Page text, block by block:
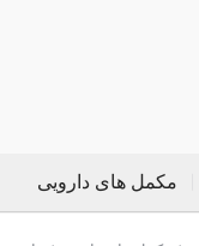
مکمل های دارویی